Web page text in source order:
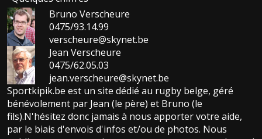
Bruno Verscheure
0475/93.14.99
verscheure@skynet.be
Jean Verscheure
0475/62.05.03
jean.verscheure@skynet.be
Sportkipik.be est un site dédié au rugby belge, géré
bénévolement par Jean (le père) et Bruno (le
fils).N'hésitez donc jamais à nous apporter votre aide,
par le biais d'envois d'infos et/ou de photos. Nous